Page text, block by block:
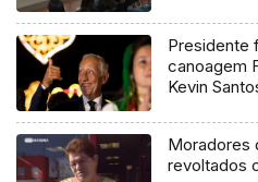
Presidente
canoagem
Kevin
Moradores
revoltados